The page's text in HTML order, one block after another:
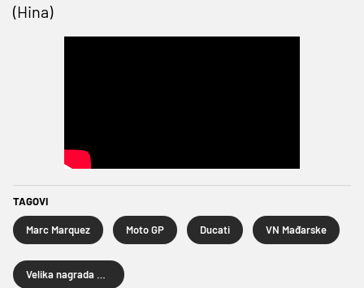
(Hina)
TAGOVI
Marc Marquez Moto GP Ducati VN Mađarske